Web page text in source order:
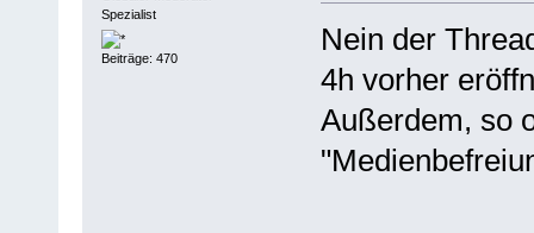
Spezialist
Beiträge: 470
Nein der
4h vorher
Außerdem, so